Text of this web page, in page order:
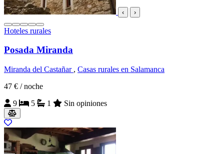
‹ ›
Hoteles rurales
Posada Miranda
Miranda del Castañar , Casas rurales en Salamanca
47 € / noche
9
5 1 Sin opiniones